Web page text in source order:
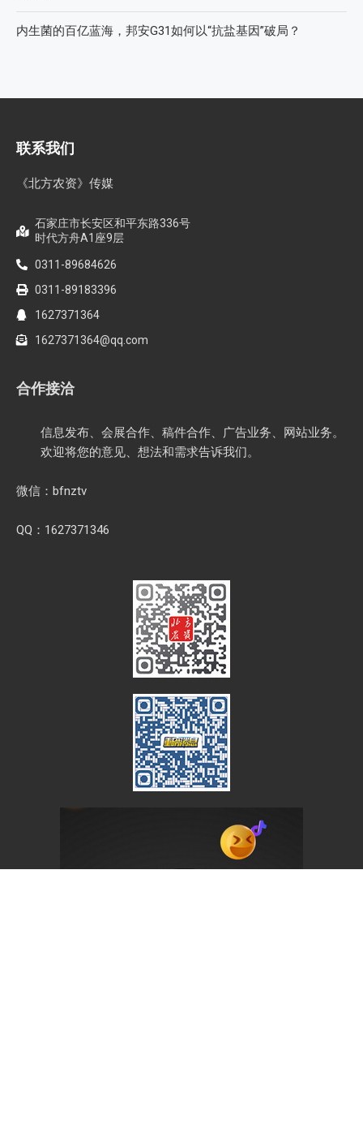
内生菌的百亿蓝海，邦安G31如何以“抗盐基因”破局？
联系我们
《北方农资》传媒
石家庄市长安区和平东路336号
时代方舟A1座9层
0311-89684626
0311-89183396
1627371364
1627371364@qq.com
合作接洽
信息发布、会展合作、稿件合作、广告业务、网站业务。
欢迎将您的意见、想法和需求告诉我们。
微信：bfnztv
QQ：1627371346